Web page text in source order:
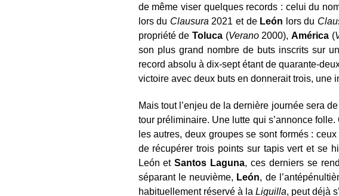
de même viser quelques records : celui du
lors du Clausura 2021 et de León lors du
propriété deToluca (Verano2000),América (
son plus grand nombre de buts inscrits sur
record absolu à dix-sept étant de quarante-
victoire avec deux buts en donnerait trois, une
Mais tout l’enjeu de la dernière journée sera
tour préliminaire. Une lutte qui s’annonce folle.
les autres, deux groupes se sont formés :
de récupérer trois points sur tapis vert et se
León etSantos Laguna, ces derniers se
séparant le neuvième, León, de
habituellement réservé à la Liguilla, peut déjà